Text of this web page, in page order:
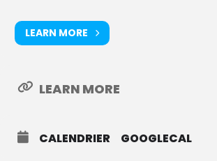
LEARN MORE
LEARN MORE
CALENDRIER GOOGLECAL